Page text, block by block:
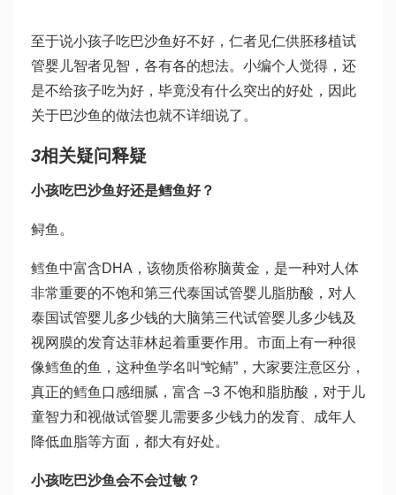
至于说小孩子吃巴沙鱼好不好，仁者见仁供胚移植试
管婴儿智者见智，各有各的想法。小编个人觉得，还
是不给孩子吃为好，毕竟没有什么突出的好处，因此
关于巴沙鱼的做法也就不详细说了。
3相关疑问释疑
小孩吃巴沙鱼好还是鳕鱼好？
鲟鱼。
鳕鱼中富含DHA，该物质俗称脑黄金，是一种对人体
非常重要的不饱和第三代泰国试管婴儿脂肪酸，对人
泰国试管婴儿多少钱的大脑第三代试管婴儿多少钱及
视网膜的发育达菲林起着重要作用。市面上有一种很
像鳕鱼的鱼，这种鱼学名叫“蛇鲭”，大家要注意区分，
真正的鳕鱼口感细腻，富含 –3 不饱和脂肪酸，对于儿
童智力和视做试管婴儿需要多少钱力的发育、成年人
降低血脂等方面，都大有好处。
小孩吃巴沙鱼会不会过敏？